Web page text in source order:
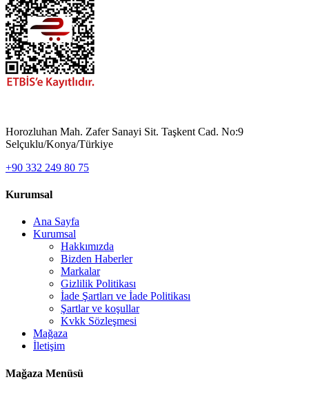
Horozluhan Mah. Zafer Sanayi Sit. Taşkent Cad. No:9
Selçuklu/Konya/Türkiye
+90 332 249 80 75
Kurumsal
Ana Sayfa
Kurumsal
Hakkımızda
Bizden Haberler
Markalar
Gizlilik Politikası
İade Şartları ve İade Politikası
Şartlar ve koşullar
Kvkk Sözleşmesi
Mağaza
İletişim
Mağaza Menüsü